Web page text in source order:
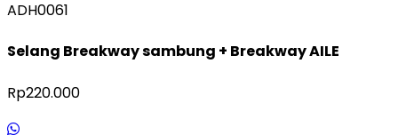
ADH0061
Selang Breakway sambung + Breakway AILE
Rp220.000